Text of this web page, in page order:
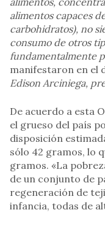
alimentos capaces
carbohidratos), no
consumo de otros
fundamentalmente
manifestaron en el
Edison Arciniega,
De acuerdo a esta
el grueso del país
disposición
sólo 42 gramos, lo
gramos. «La
de un conjunto de
regeneración de
infancia, todas de